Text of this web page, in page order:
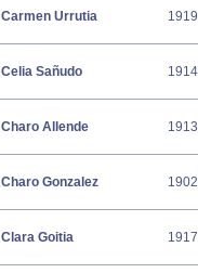
Carmen Urrutia
Celia Sañudo
Charo Allende
Charo Gonzalez
Clara Goitia